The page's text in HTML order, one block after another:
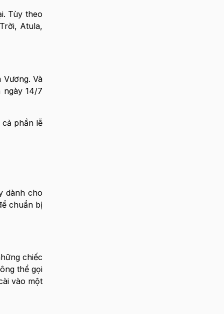
Tùy theo
Atula,
Và
ngày 14/7
phần lễ
dành cho
chuẩn bị
chiếc
thể gọi
vào một